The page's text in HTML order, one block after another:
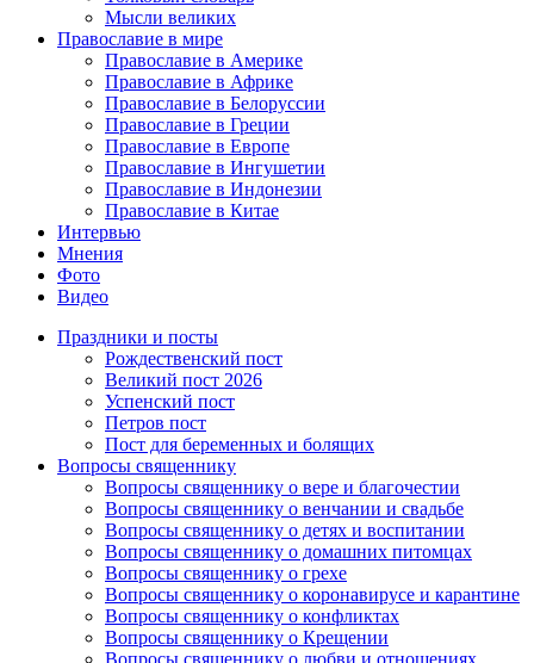
Мысли великих
Православие в мире
Православие в Америке
Православие в Африке
Православие в Белоруссии
Православие в Греции
Православие в Европе
Православие в Ингушетии
Православие в Индонезии
Православие в Китае
Интервью
Мнения
Фото
Видео
Праздники и посты
Рождественский пост
Великий пост 2026
Успенский пост
Петров пост
Пост для беременных и болящих
Вопросы священнику
Вопросы священнику о вере и благочестии
Вопросы священнику о венчании и свадьбе
Вопросы священнику о детях и воспитании
Вопросы священнику о домашних питомцах
Вопросы священнику о грехе
Вопросы священнику о коронавирусе и карантине
Вопросы священнику о конфликтах
Вопросы священнику о Крещении